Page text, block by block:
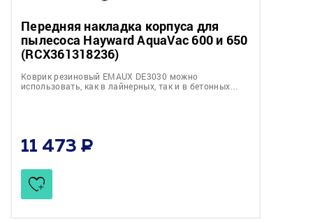
Передняя накладка корпуса для
пылесоса Hayward AquaVac 600 и 650
(RCX361318236)
Коврик резиновый EMAUX DE3030 можно
использовать, как в лайнерных, так и в бетонных…
11 473